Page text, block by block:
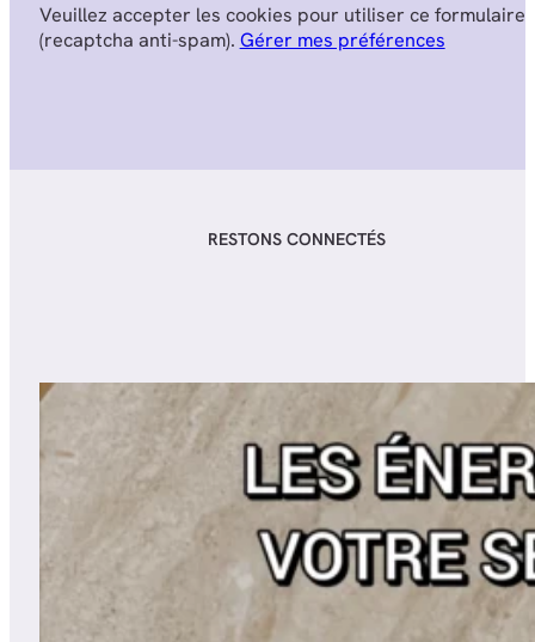
Veuillez accepter les cookies pour utiliser ce formulaire
(recaptcha anti-spam). Gérer mes préférences
RESTONS CONNECTÉS